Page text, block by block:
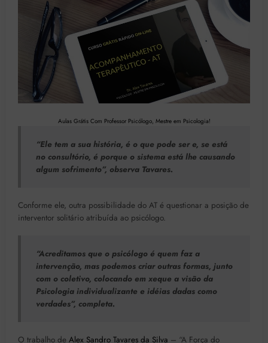
Aulas Grátis Com Professor Psicólogo, Mestre em Psicologia!
“Ele tem a sua história, é o que pode ser e, se está
no consultório, é porque o sistema está lhe causando
algum sofrimento”, observa Tavares.
Conforme ele, outra possibilidade do AT é questionar a posição de
interventor solitário atribuída ao psicólogo.
“Acreditamos que o psicólogo é quem faz a
intervenção, mas podemos criar outras formas, junto
com o coletivo, colocando em xeque a visão da
Psicologia individualizante e idéias dadas como
verdades”, completa.
O trabalho de Alex Sandro Tavares da Silva – “A Força do